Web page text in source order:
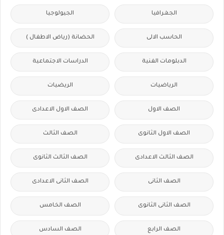
الجغرافيا الجيولوجيا
الحاسب الالى الحضانة (رياض الاطفال )
الدبلومات الفنية الدراسات الاجتماعية
الرياضيات الريضيات
الصف الاول الصف الاول الاعدادى
الصف الاول الثانوى الصف الثالث
الصف الثالث الاعدادى الصف الثالث الثانوى
الصف الثانى الصف الثانى الاعدادى
الصف الثانى الثانوى الصف الخامس
الصف الرابع الصف السادس